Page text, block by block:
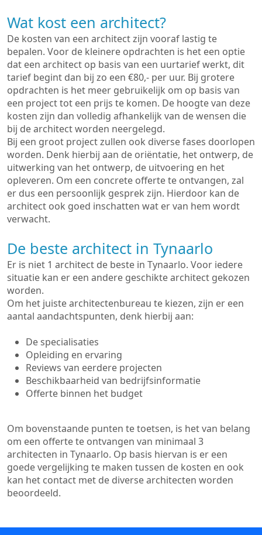
Wat kost een architect?
De kosten van een architect zijn vooraf lastig te
bepalen. Voor de kleinere opdrachten is het een optie
dat een architect op basis van een uurtarief werkt, dit
tarief begint dan bij zo een €80,- per uur. Bij grotere
opdrachten is het meer gebruikelijk om op basis van
een project tot een prijs te komen. De hoogte van deze
kosten zijn dan volledig afhankelijk van de wensen die
bij de architect worden neergelegd.
Bij een groot project zullen ook diverse fases doorlopen
worden. Denk hierbij aan de oriëntatie, het ontwerp, de
uitwerking van het ontwerp, de uitvoering en het
opleveren. Om een concrete offerte te ontvangen, zal
er dus een persoonlijk gesprek zijn. Hierdoor kan de
architect ook goed inschatten wat er van hem wordt
verwacht.
De beste architect in Tynaarlo
Er is niet 1 architect de beste in Tynaarlo. Voor iedere
situatie kan er een andere geschikte architect gekozen
worden.
Om het juiste architectenbureau te kiezen, zijn er een
aantal aandachtspunten, denk hierbij aan:
De specialisaties
Opleiding en ervaring
Reviews van eerdere projecten
Beschikbaarheid van bedrijfsinformatie
Offerte binnen het budget
Om bovenstaande punten te toetsen, is het van belang
om een offerte te ontvangen van minimaal 3
architecten in Tynaarlo. Op basis hiervan is er een
goede vergelijking te maken tussen de kosten en ook
kan het contact met de diverse architecten worden
beoordeeld.